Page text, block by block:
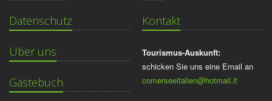
Datenschutz
Über uns
Gästebuch
Kontakt
Tourismus-Auskunft:
schicken Sie uns eine Email an
comerseeitalien@hotmail.it